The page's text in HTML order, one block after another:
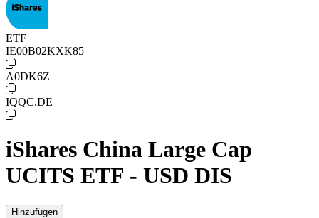
ETF
IE00B02KXK85
A0DK6Z
IQQC.DE
iShares China Large Cap
UCITS ETF - USD DIS
Hinzufügen